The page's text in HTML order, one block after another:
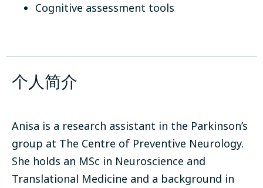
Cognitive assessment tools
个人简介
Anisa is a research assistant in the Parkinson’s
group at The Centre of Preventive Neurology.
She holds an MSc in Neuroscience and
Translational Medicine and a background in